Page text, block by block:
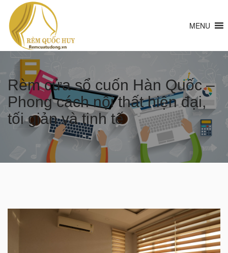
MENU
Rèm cửa sổ cuốn Hàn Quốc –
Phong cách nội thất hiện đại,
tối giản và tinh tế